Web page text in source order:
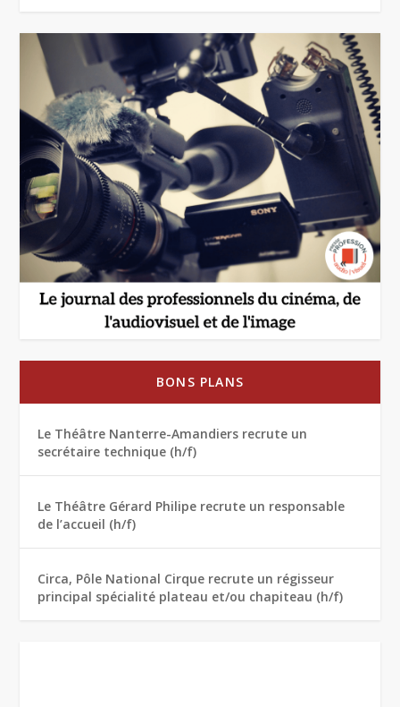
BONS PLANS
Le Théâtre Nanterre-Amandiers recrute un
secrétaire technique (h/f)
Le Théâtre Gérard Philipe recrute un responsable
de l’accueil (h/f)
Circa, Pôle National Cirque recrute un régisseur
principal spécialité plateau et/ou chapiteau (h/f)